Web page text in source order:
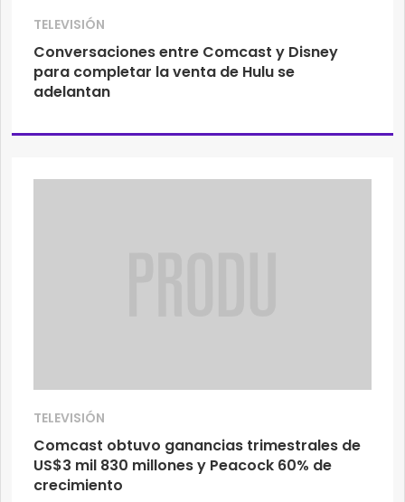
TELEVISIÓN
Conversaciones entre Comcast y Disney
para completar la venta de Hulu se
adelantan
TELEVISIÓN
Comcast obtuvo ganancias trimestrales de
US$3 mil 830 millones y Peacock 60% de
crecimiento